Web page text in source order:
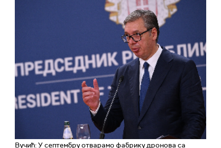
Вучић: У септембру отварамо фабрику дронова са